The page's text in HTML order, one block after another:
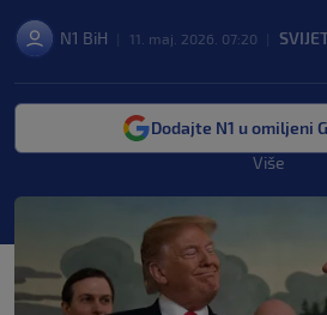
N1 BiH 11. maj. 2026. 07:20
Dodajte N1 u omiljeni
Više